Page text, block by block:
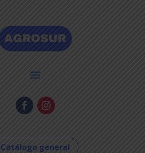
Catálogo general